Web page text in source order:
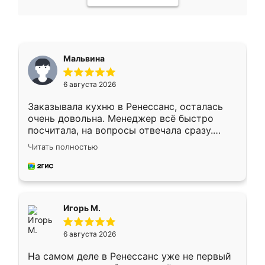
Мальвина
6 августа 2026
Заказывала кухню в Ренессанс, осталась
очень довольна. Менеджер всё быстро
посчитала, на вопросы отвечала сразу.
Замерщик приехал в субботу, подошёл к
делу со всей ответственностью. Собрали
за день, ребята работали аккуратно, даже
Читать полностью
Игорь М.
6 августа 2026
На самом деле в Ренессанс уже не первый